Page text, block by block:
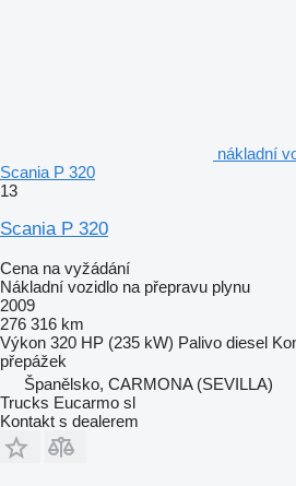
nákladní
Scania P 320
13
Scania P 320
Cena na vyžádání
Nákladní vozidlo na přepravu plynu
2009
276 316 km
Výkon 320 HP (235 kW) Palivo diesel
přepážek
Španělsko, CARMONA (SEVILLA)
Trucks Eucarmo sl
Kontakt s dealerem